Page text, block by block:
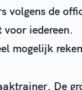
volgens de
iedereen.
mogelijk
De